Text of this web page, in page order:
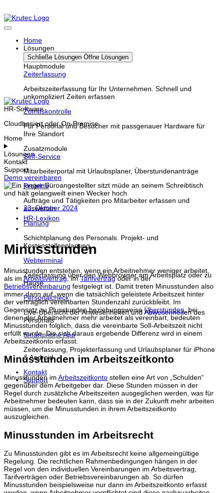
Home
Lösungen
Schließe Lösungen Öffne Lösungen
Hauptmodule
Zeiterfassung
Arbeitszeiterfassung für Ihr Unternehmen. Schnell und
unkompliziert Zeiten erfassen
Zutrittskontrolle
Für Personal und Besucher mit passgenauer Hardware für
Ihre Standort
Zusatzmodule
Self-Service
Mitarbeiterportal mit Urlaubsplaner, Überstundenanträge
Projekte
Aufträge und Tätigkeiten pro Mitarbeiter erfassen und
auswerten
Planung
Schichtplanung des Personals. Projekt- und
Kostenstellenplanung
Webterminal
Zeiterfassung über den Webbrowser am Arbeitsplatz oder zu
Hause
Personalcheck
Live-Übersicht der Anwesenheiten und Abwesenheiten des
Personals
Smartphone App
Zeiterfassung, Projekterfassung und Urlaubsplaner für iPhone
& Android
Kontakt
Support
HR-Software
Cloudbasiert oder On-Premise
Home
Lösungen
Kontakt
Support
Demo vereinbaren
23. Oktober 2024
HR-Lexikon
Minusstunden
Minusstunden entstehen, wenn ein Arbeitnehmer weniger arbeitet,
als im Arbeitsvertrag , imTarifvertragoder in der
Betriebsvereinbarung festgelegt ist. Damit treten Minusstunden also
immer dann auf, wenn die tatsächlich geleistete Arbeitszeit hinter
der vertraglich vereinbarten Stundenzahl zurückbleibt. Im
Gegensatz zu Plusstunden beziehungsweise Überstunden, bei
denen der Arbeitnehmer mehr arbeitet als vereinbart, bedeuten
Minusstunden folglich, dass die vereinbarte Soll-Arbeitszeit nicht
erfüllt wurde. Die sich daraus ergebende Differenz wird in einem
Arbeitszeitkonto erfasst.
Minusstunden im Arbeitszeitkonto
Minusstunden im Arbeitszeitkonto stellen eine Art von „Schulden“
gegenüber dem Arbeitgeber dar. Diese Stunden müssen in der
Regel durch zusätzliche Arbeitszeiten ausgeglichen werden, was für
Arbeitnehmer bedeuten kann, dass sie in der Zukunft mehr arbeiten
müssen, um die Minusstunden in ihrem Arbeitszeitkonto
auszugleichen.
Minusstunden im Arbeitsrecht
Zu Minusstunden gibt es im Arbeitsrecht keine allgemeingültige
Regelung. Die rechtlichen Rahmenbedingungen hängen in der
Regel von den individuellen Vereinbarungen im Arbeitsvertrag,
Tarifverträgen oder Betriebsvereinbarungen ab. So dürfen
Minusstunden beispielsweise nur dann im Arbeitszeitkonto erfasst